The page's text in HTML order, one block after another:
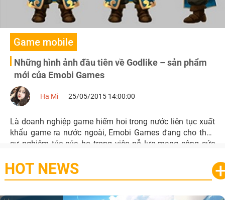
Game mobile
Những hình ảnh đầu tiên về Godlike – sản phẩm
mới của Emobi Games
Ha Mi 25/05/2015 14:00:00
Là doanh nghiệp game hiếm hoi trong nước liên tục xuất
khẩu game ra nước ngoài, Emobi Games đang cho thấy
sự nghiêm túc của họ trong việc nỗ lực mang công sức
HOT NEWS